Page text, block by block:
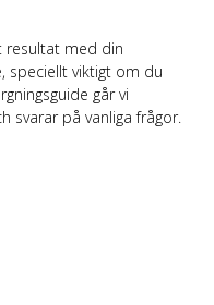
resultat med din
, speciellt viktigt om du
går vi
svarar på vanliga frågor.